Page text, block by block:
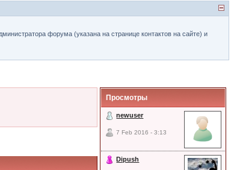
форума (указана на странице контактов на сайте) и
Просмотры
newuser
7 Feb 2016 - 3:13
Dipush